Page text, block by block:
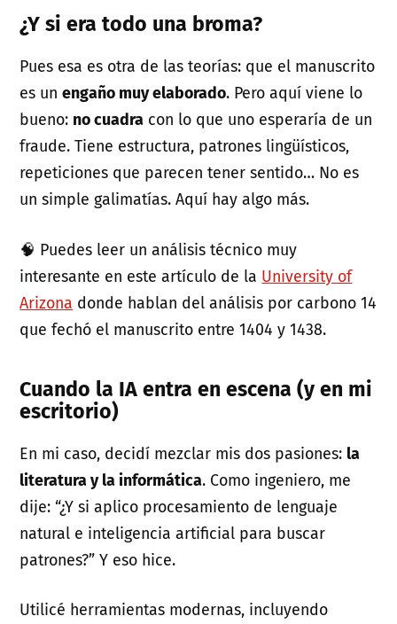
¿Y si era todo una broma?
Pues esa es otra de las teorías: que el manuscrito
es unengaño muy elaborado. Pero aquí viene lo
bueno: no cuadra con lo que uno esperaría de un
fraude. Tiene estructura, patrones lingüísticos,
repeticiones que parecen tener sentido… No es
un simple galimatías. Aquí hay algo más.
🧠 Puedes leer un análisis técnico muy
interesante en este artículo de la University of
Arizona donde hablan del análisis por carbono 14
que fechó el manuscrito entre 1404 y 1438.
Cuando la IA entra en escena (y en mi
escritorio)
En mi caso, decidí mezclar mis dos pasiones: la
literatura y la informática. Como ingeniero, me
dije: “¿Y si aplico procesamiento de lenguaje
natural e inteligencia artificial para buscar
patrones?” Y eso hice.
Utilicé herramientas modernas, incluyendo